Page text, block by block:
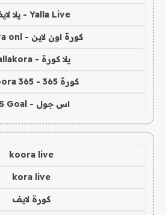
Yalla Live - يلا لايف
كورة اون لاين - koora onl
يلا كورة - yallakora
كورة 365 - kooora 365
اس جول - AS Goal
koora live
kora live
كورة لايف